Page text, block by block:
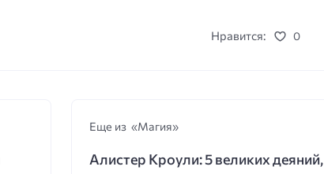
Нравится:
0
Еще из «Магия»
Алистер Кроули: 5 великих деяний,